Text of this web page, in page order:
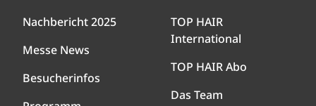
Nachbericht 2025
Messe News
Besucherinfos
TOP HAIR
International
TOP HAIR Abo
Das Team